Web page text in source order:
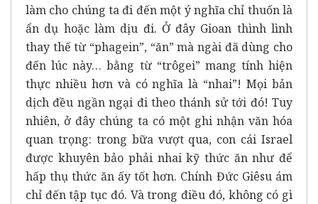
làm cho chúng ta đi đến một ý nghĩa chỉ thuốn là
ẩn dụ hoặc làm dịu đi. Ở đây Gioan thình lình
thay thế từ “phagein”, “ăn” mà ngài đã dùng cho
đến lúc này… bằng từ “trôgei” mang tính hiện
thực nhiều hơn và có nghĩa là “nhai”! Mọi bản
dịch đều ngần ngại đi theo thánh sử tới đó! Tuy
nhiên, ở đây chúng ta có một ghi nhận văn hóa
quan trọng: trong bữa vượt qua, con cái Israel
được khuyên bảo phải nhai kỹ thức ăn như để
hấp thụ thức ăn ấy tốt hơn. Chính Đức Giêsu ám
chỉ đến tập tục đó. Và trong điều đó, không có gì